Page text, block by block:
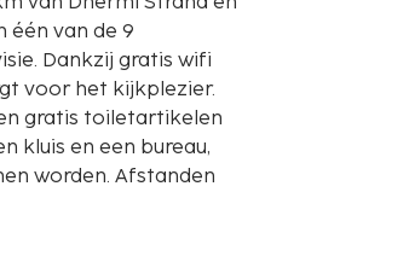
één van de 9
Dankzij gratis wifi
voor het kijkplezier.
gratis toiletartikelen
kluis en een bureau,
worden. Afstanden